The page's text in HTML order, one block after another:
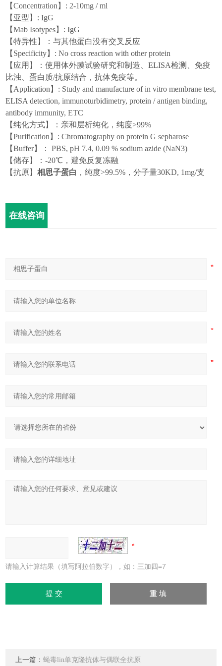
【Concentration 】 : 2-10mg / ml
【亚型】 : IgG
【Mab Isotypes】 : IgG
【特异性】：与其他蛋白没有交叉反应
【 Specificity】 : Nocrossreactionwithotherprotein
【应用】：使用体外膜试验研究和制造、ELISA检测、免疫
比浊、蛋白质/抗原结合，抗体免疫等。
【 Application 】 : Study and manufacture of in vitro membrane test,
ELISA detection, immunoturbidimetry, protein / antigen binding,
antibody immunity, ETC
【纯化方式】：亲和层析纯化，纯度>99%
【Purification 】 : Chromatography on protein G sepharose
【Buffer】：
PBS, pH 7.4, 0.09 % sodium azide (NaN3)
【储存】：-20℃，避免反复冻融
【抗原】相思子蛋白 ，纯度>99.5%，分子量30KD, 1mg/支
在线咨询
请输入计算结果（填写阿拉伯数字），如：三加四=7
上一篇：蝇毒lin单克隆抗体与偶联全抗原